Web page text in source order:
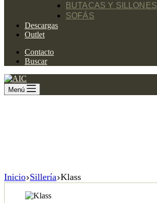
BUTACAS Y SILLONES
SOFÁS
Descargas
Outlet
Contacto
Buscar
Menú
Inicio Sillería Klass